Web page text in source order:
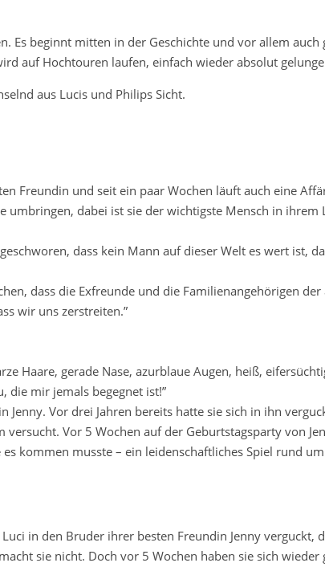
Es beginnt mitten in der Geschichte und vor allem
auf Hochtouren laufen, einfach wieder absolut
aus Lucis und Philips Sicht.
Freundin und seit ein paar Wochen läuft auch eine
umbringen, dabei ist sie der wichtigste Mensch in ihrem
dass kein Mann auf dieser Welt es wert ist,
dass die Exfreunde und die Familienangehörigen
wir uns zerstreiten.”
Haare, gerade Nase, azurblaue Augen, heiß,
die mir jemals begegnet ist!”
Jenny. Vor drei Jahren bereits hatte sie sich in ihn
Vor 5 Wochen auf der Geburtstagsparty von
kommen musste – ein leidenschaftliches Spiel rund
in den Bruder ihrer besten Freundin Jenny verguckt,
sie nicht. Doch vor 5 Wochen haben sie sich